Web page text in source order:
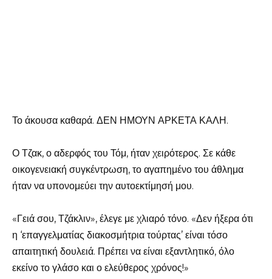
Το άκουσα καθαρά. ΔΕΝ ΗΜΟΥΝ ΑΡΚΕΤΑ ΚΑΛΗ.
Ο Τζακ, ο αδερφός του Τόμ, ήταν χειρότερος. Σε κάθε
οικογενειακή συγκέντρωση, το αγαπημένο του άθλημα
ήταν να υπονομεύει την αυτοεκτίμησή μου.
«Γειά σου, Τζάκλιν», έλεγε με χλιαρό τόνο. «Δεν ήξερα ότι
η ‘επαγγελματίας διακοσμήτρια τούρτας’ είναι τόσο
απαιτητική δουλειά. Πρέπει να είναι εξαντλητικό, όλο
εκείνο το γλάσο και ο ελεύθερος χρόνος!»